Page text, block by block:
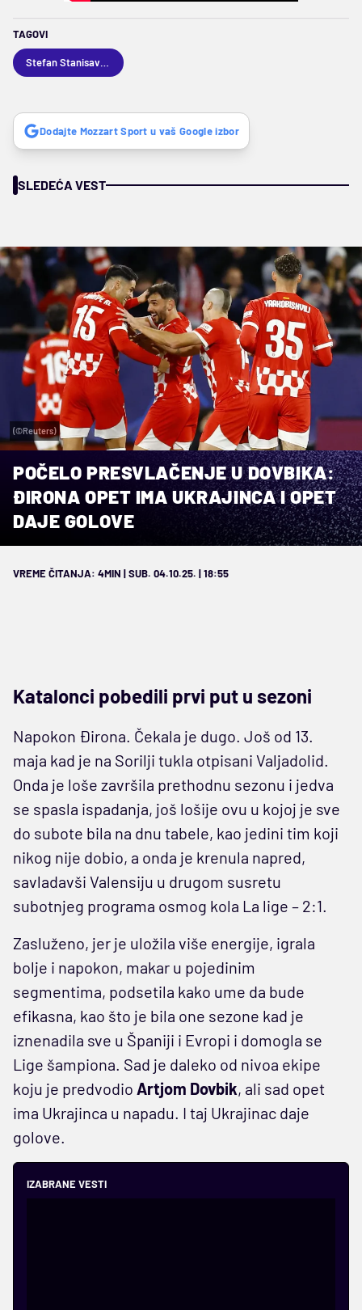
TAGOVI
Dodajte Mozzart Sport u vaš Google izbor
SLEDEĆA VEST
(©Reuters)
POČELO PRESVLAČENJE U DOVBIKA:
ĐIRONA OPET IMA UKRAJINCA I OPET
DAJE GOLOVE
VREME ČITANJA: 4MIN | SUB. 04.10.25. | 18:55
Katalonci pobedili prvi put u sezoni
Napokon Đirona. Čekala je dugo. Još od 13.
maja kad je na Sorilji tukla otpisani Valjadolid.
Onda je loše završila prethodnu sezonu i jedva
se spasla ispadanja, još lošije ovu u kojoj je sve
do subote bila na dnu tabele, kao jedini tim koji
nikog nije dobio, a onda je krenula napred,
savladavši Valensiju u drugom susretu
subotnjeg programa osmog kola La lige – 2:1.
Zasluženo, jer je uložila više energije, igrala
bolje i napokon, makar u pojedinim
segmentima, podsetila kako ume da bude
efikasna, kao što je bila one sezone kad je
iznenadila sve u Španiji i Evropi i domogla se
Lige šampiona. Sad je daleko od nivoa ekipe
koju je predvodio Artjom Dovbik, ali sad opet
ima Ukrajinca u napadu. I taj Ukrajinac daje
golove.
IZABRANE VESTI